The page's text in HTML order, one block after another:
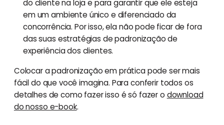
do cliente na loja e para garantir que ele esteja
em um ambiente único e diferenciado da
concorrência. Por isso, ela não pode ficar de fora
das suas estratégias de padronização de
experiência dos clientes.
Colocar a padronização em prática pode ser mais
fácil do que você imagina. Para conferir todos os
detalhes de como fazer isso é só fazer o download
do nosso e-book.